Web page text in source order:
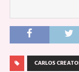
CARLOS